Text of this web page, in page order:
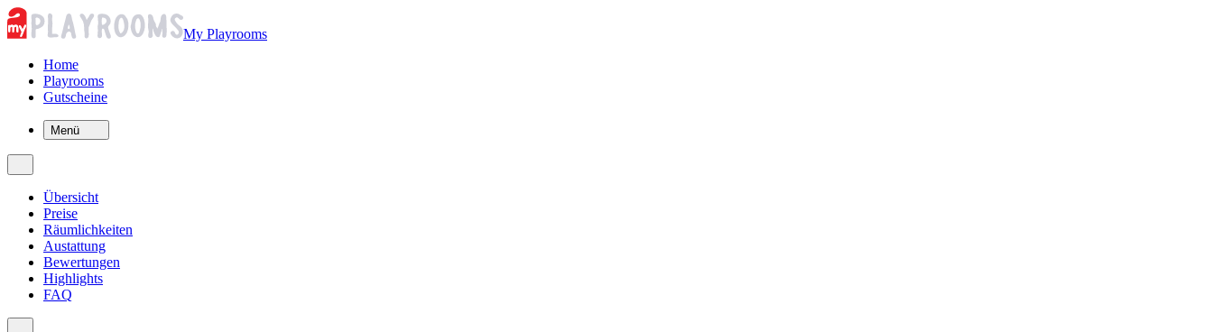
My Playrooms
Home
Playrooms
Gutscheine
Menü
Übersicht
Preise
Räumlichkeiten
Austattung
Bewertungen
Highlights
FAQ